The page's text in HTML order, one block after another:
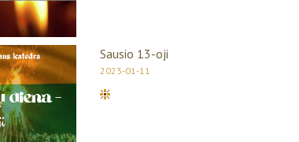
Sausio 13-oji
2023-01-11